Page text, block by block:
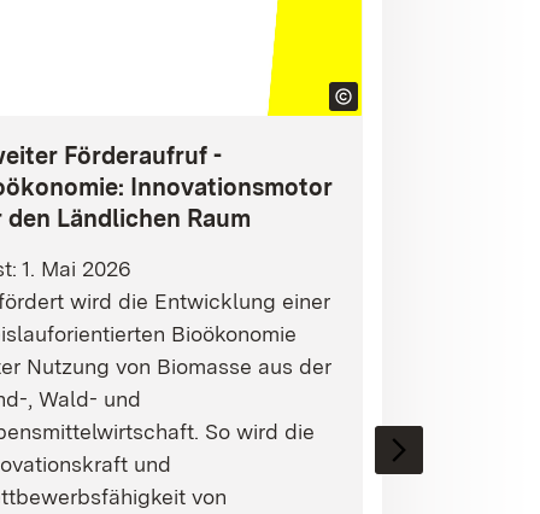
Förderaufruf -
Innovationsmotor
den Ländlichen Raum
1. Mai 2026
wird die Entwicklung einer
Bioökonomie
Nutzung von Biomasse aus der
, Wald- und
So wird die
und
von